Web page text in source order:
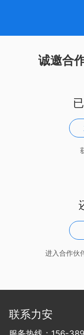
诚邀合
进入合作伙
联系力安